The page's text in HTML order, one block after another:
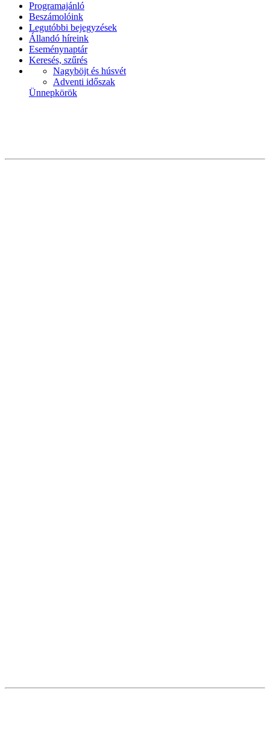
Programajánló
Beszámolóink
Legutóbbi bejegyzések
Állandó híreink
Eseménynaptár
Keresés, szűrés
Nagyböjt és húsvét
Adventi időszak
Ünnepkörök